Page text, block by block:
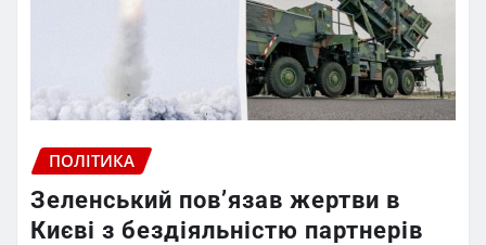
ПОЛІТИКА
Зеленський пов’язав жертви в
Києві з бездіяльністю партнерів